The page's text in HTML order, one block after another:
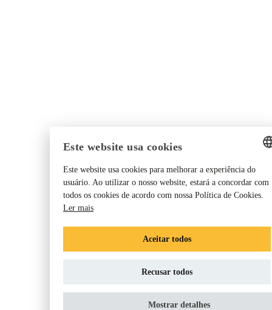
ENGLISH
GERMAN
Este website usa cookies
Este website usa cookies para melhorar a experiência do
usuário. Ao utilizar o nosso website, estará a concordar com
todos os cookies de acordo com nossa Política de Cookies.
Ler mais
Aceitar todos
Recusar todos
Mostrar detalhes